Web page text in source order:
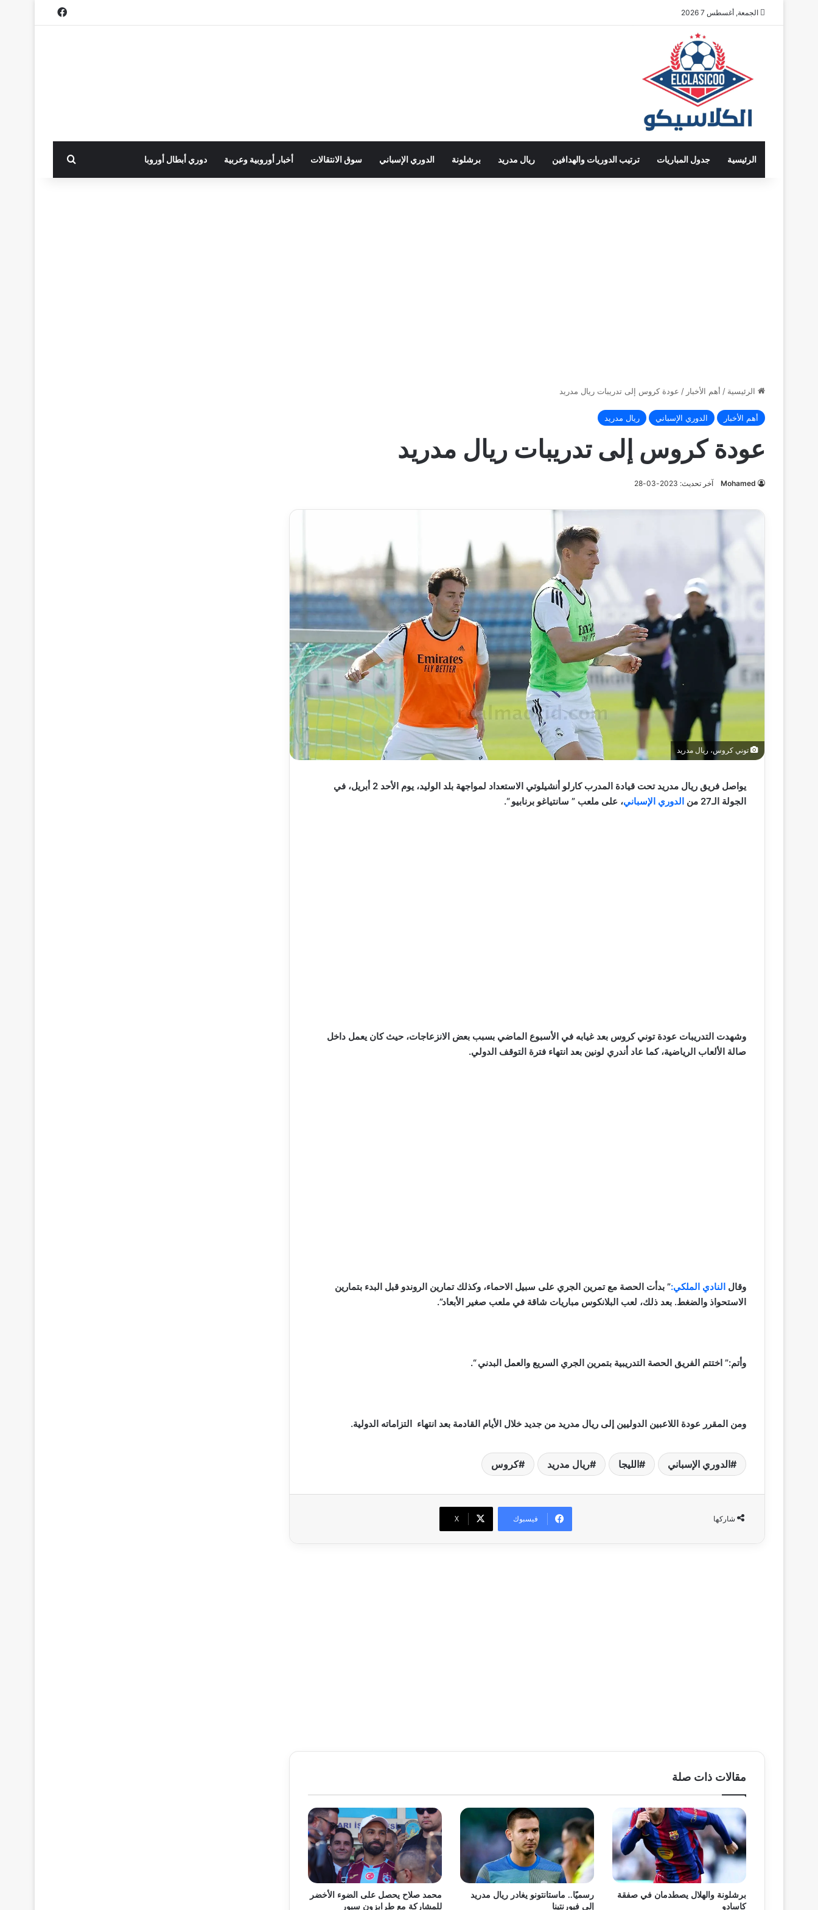
الجمعة, أغسطس 7 2026 فيسبوك
الرئيسية جدول المباريات ترتيب الدوريات والهدافين ريال مدريد برشلونة الدوري الإسباني سوق الانتقالات أخبار أوروبية وعربية دوري أبطال أوروبا بحث عن
الرئيسية / أهم الأخبار / عودة كروس إلى تدريبات ريال مدريد
أهم الأخبار الدوري الإسباني ريال مدريد
عودة كروس إلى تدريبات ريال مدريد
Mohamed آخر تحديث: 2023-03-28
توني كروس، ريال مدريد
يواصل فريق ريال مدريد تحت قيادة المدرب كارلو أنشيلوتي الاستعداد لمواجهة بلد الوليد، يوم الأحد 2 أبريل، في
الجولة الـ27 من
الدوري الإسباني، على ملعب ” سانتياغو برنابيو “.
وشهدت التدريبات عودة توني كروس بعد غيابه في الأسبوع الماضي بسبب بعض الانزعاجات، حيث كان يعمل داخل
صالة الألعاب الرياضية، كما عاد أندري لونين بعد انتهاء فترة التوقف الدولي.
وقال النادي الملكي:” بدأت الحصة مع تمرين الجري على سبيل الاحماء، وكذلك تمارين الروندو قبل البدء بتمارين
الاستحواذ والضغط. بعد ذلك، لعب البلانكوس مباريات شاقة في ملعب صغير الأبعاد”.
وأتم:” اختتم الفريق الحصة التدريبية بتمرين الجري السريع والعمل البدني “.
ومن المقرر عودة اللاعبين الدوليين إلى ريال مدريد من جديد خلال الأيام القادمة بعد انتهاء التزاماته الدولية.
الدوري الإسباني الليجا ريال مدريد كروس
شاركها فيسبوك ‫X
مقالات ذات صلة
برشلونة والهلال يصطدمان في صفقة
كاسادو
رسميًا.. ماستانتونو يغادر ريال مدريد
إلى فيورنتينا
محمد صلاح يحصل على الضوء الأخضر
للمشاركة مع طرابزون سبور